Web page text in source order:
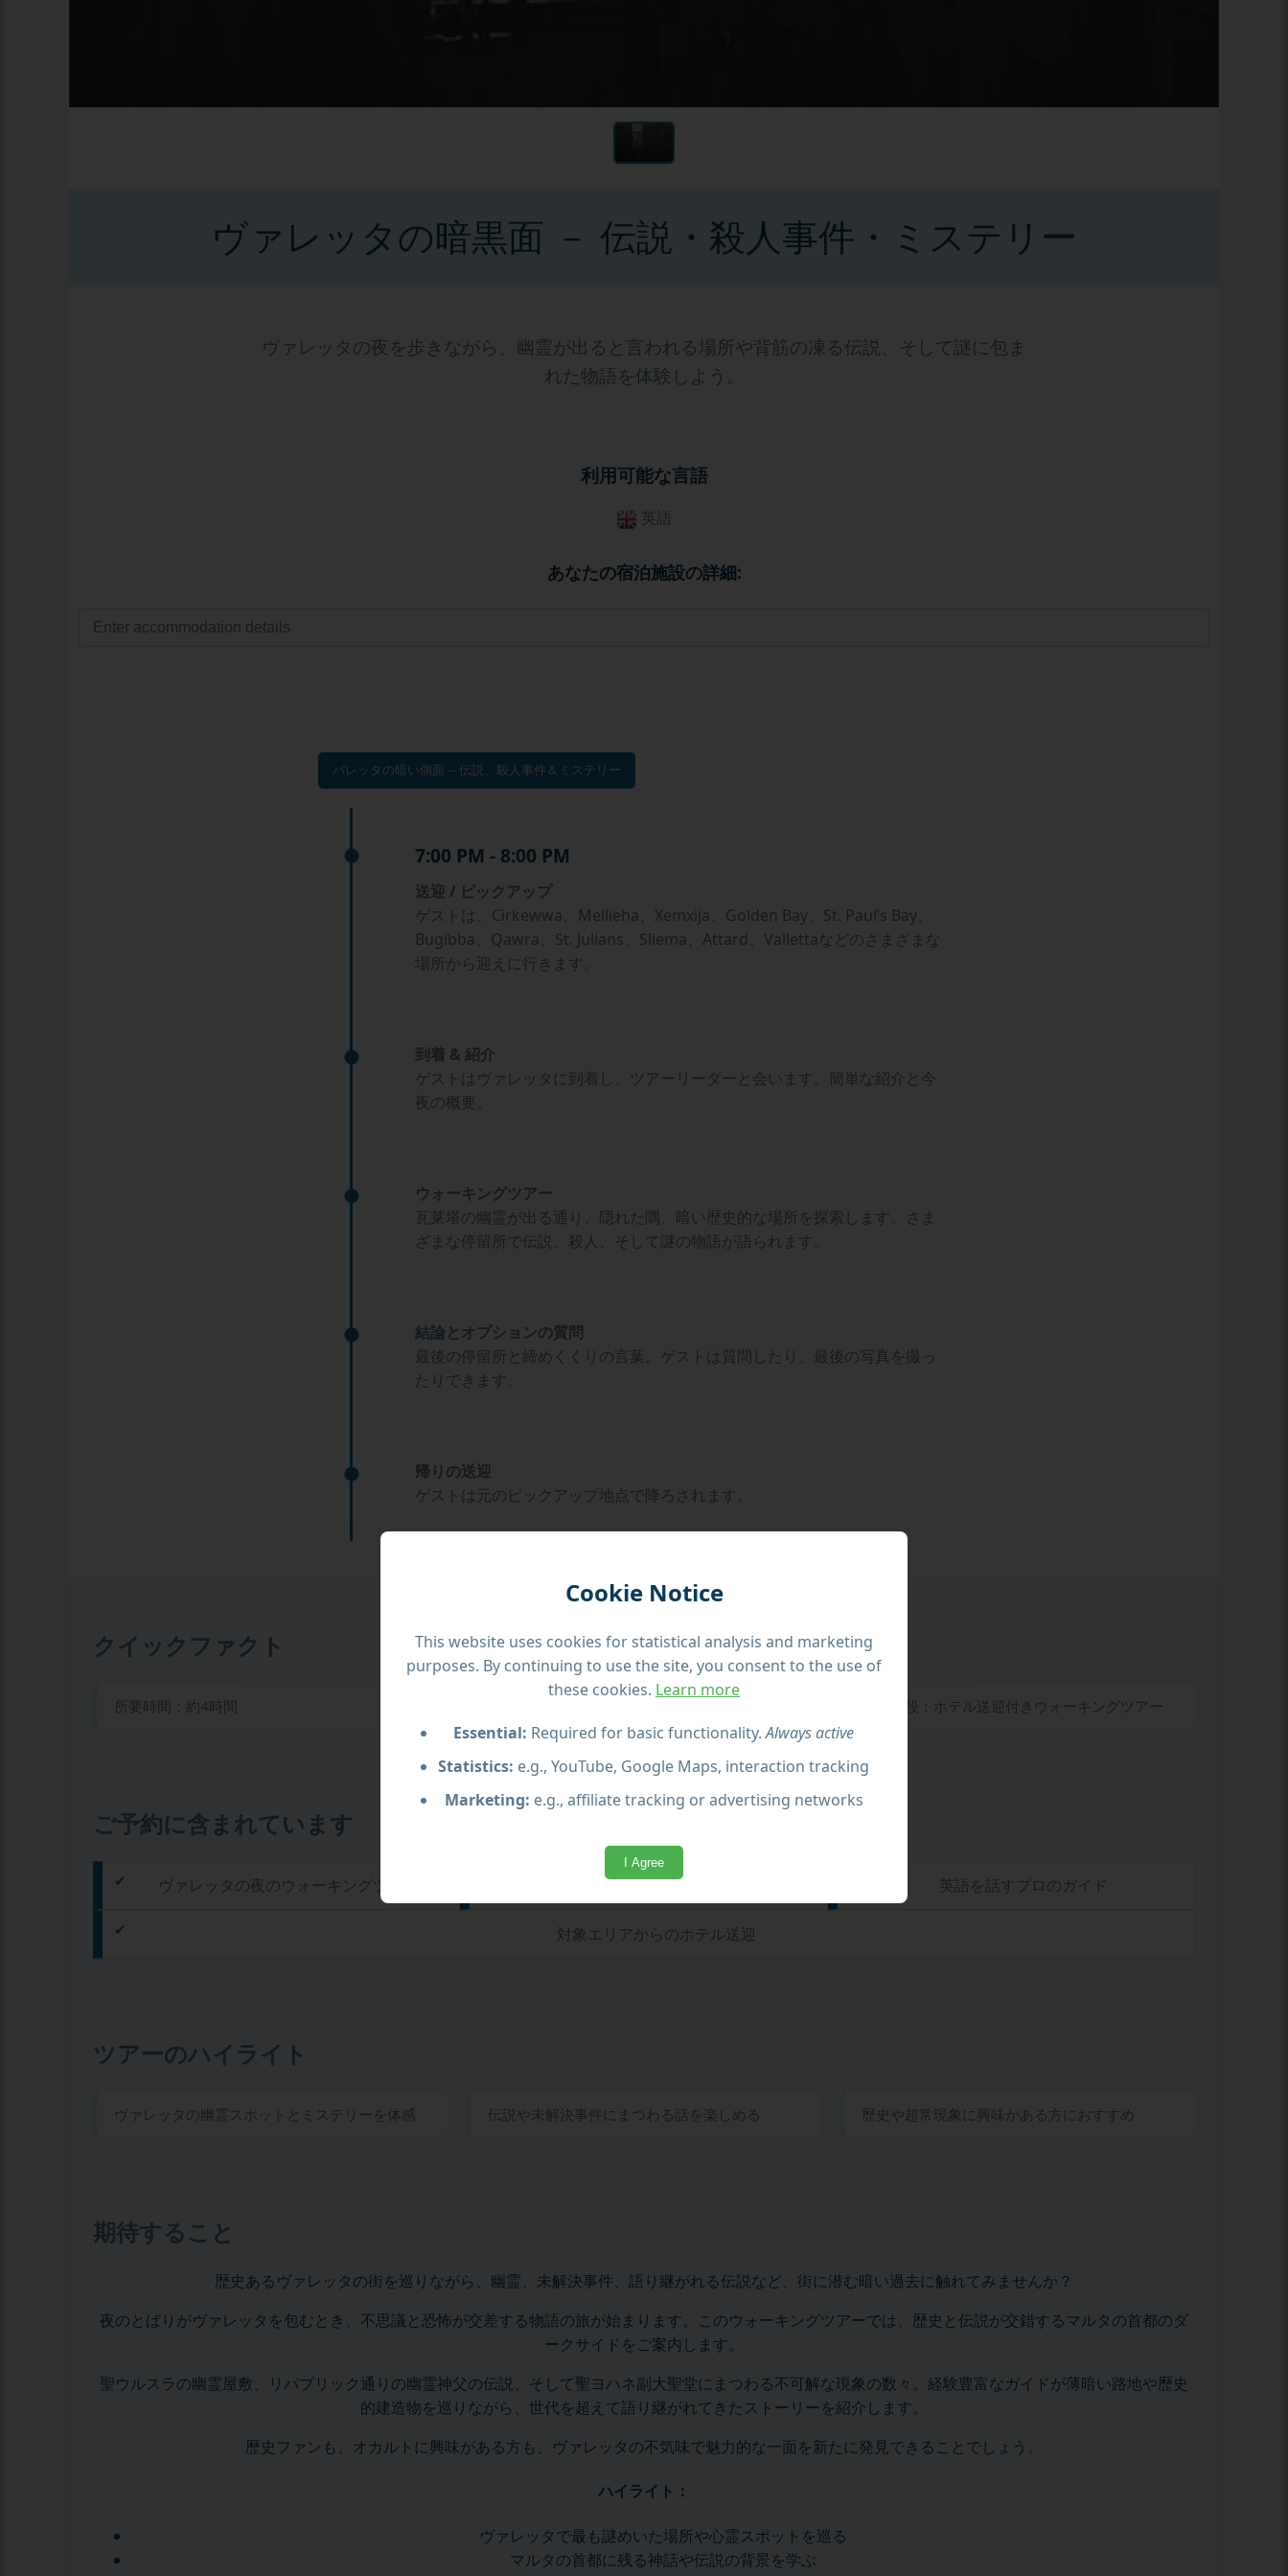
Cookie Notice
This website uses cookies for statistical analysis and marketing
purposes. By continuing to use the site, you consent to the use of
these cookies. Learn more
Essential: Required for basic functionality.Always active
Statistics: e.g., YouTube, Google Maps, interaction tracking
Marketing: e.g., affiliate tracking or advertising networks
I Agree
ヴァレッタの暗黒面 － 伝説・殺人事件・ミステリー
ヴァレッタの夜を歩きながら、幽霊が出ると言われる場所や背筋の凍る伝説、そして謎に包ま
れた物語を体験しよう。
利用可能な言語
英語
あなたの宿泊施設の詳細:
バレッタの暗い側面 – 伝説、殺人事件＆ミステリー
7:00 PM - 8:00 PM
送迎 / ピックアップ
ゲストは、Cirkewwa、Mellieha、Xemxija、Golden Bay、St. Paul’s Bay、
Bugibba、Qawra、St. Julians、Sliema、Attard、Vallettaなどのさまざまな
場所から迎えに行きます。
到着 & 紹介
ゲストはヴァレッタに到着し、ツアーリーダーと会います。簡単な紹介と今
夜の概要。
ウォーキングツアー
瓦莱塔の幽霊が出る通り、隠れた隅、暗い歴史的な場所を探索します。さま
ざまな停留所で伝説、殺人、そして謎の物語が語られます。
結論とオプションの質問
最後の停留所と締めくくりの言葉。ゲストは質問したり、最後の写真を撮っ
たりできます。
帰りの送迎
ゲストは元のピックアップ地点で降ろされます。
クイックファクト
所要時間：約4時間 交通手段：ホテル送迎付きウォーキングツアー
ご予約に含まれています
ヴァレッタの夜のウォーキングツアー 幽霊の目撃情報や歴史的名所の訪問 英語を話すプロのガイド
対象エリアからのホテル送迎
ツアーのハイライト
ヴァレッタの幽霊スポットとミステリーを体感 伝説や未解決事件にまつわる話を楽しめる 歴史や超常現象に興味がある方におすすめ
期待すること
歴史あるヴァレッタの街を巡りながら、幽霊、未解決事件、語り継がれる伝説など、街に潜む暗い過去に触れてみませんか？
夜のとばりがヴァレッタを包むとき、不思議と恐怖が交差する物語の旅が始まります。このウォーキングツアーでは、歴史と伝説が交錯するマルタの首都のダ
ークサイドをご案内します。
聖ウルスラの幽霊屋敷、リパブリック通りの幽霊神父の伝説、そして聖ヨハネ副大聖堂にまつわる不可解な現象の数々。経験豊富なガイドが薄暗い路地や歴史
的建造物を巡りながら、世代を超えて語り継がれてきたストーリーを紹介します。
歴史ファンも、オカルトに興味がある方も、ヴァレッタの不気味で魅力的な一面を新たに発見できることでしょう。
ハイライト：
ヴァレッタで最も謎めいた場所や心霊スポットを巡る
マルタの首都に残る神話や伝説の背景を学ぶ